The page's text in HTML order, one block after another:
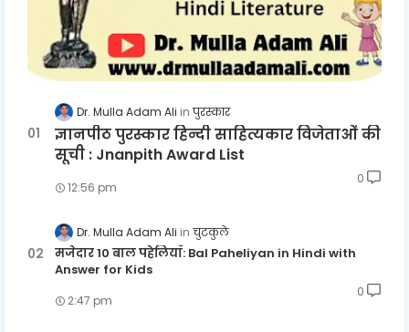
Dr. Mulla Adam Ali पुरस्कार
ज्ञानपीठ पुरस्कार हिन्दी साहित्यकार विजेताओं की
सूची : Jnanpith Award List
12:56 pm
0
Dr. Mulla Adam Ali चुटकुले
मजेदार 10 बाल पहेलियाँ: Bal Paheliyan in Hindi with
Answer for Kids
2:47 pm
0